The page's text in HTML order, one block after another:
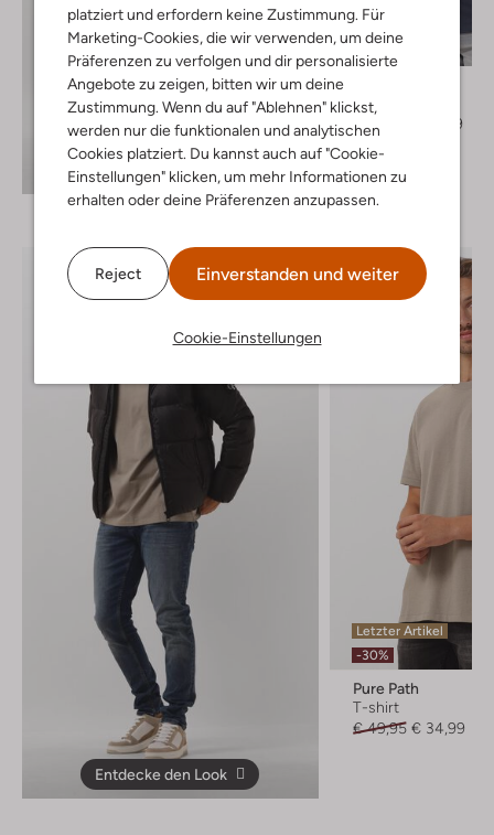
platziert und erfordern keine Zustimmung. Für
Marketing-Cookies, die wir verwenden, um deine
Präferenzen zu verfolgen und dir personalisierte
Angebote zu zeigen, bitten wir um deine
Zustimmung. Wenn du auf "Ablehnen" klickst,
werden nur die funktionalen und analytischen
Cookies platziert. Du kannst auch auf "Cookie-
Einstellungen" klicken, um mehr Informationen zu
erhalten oder deine Präferenzen anzupassen.
Reject Einverstanden und weiter
Cookie-Einstellungen
Entdecke den Look
T-shirt
€ 39,95
€ 23,99
+ mehr farben
Entdecke den Look
Letzter Artikel
-30%
Pure Path
T-shirt
€ 49,95 € 34,99